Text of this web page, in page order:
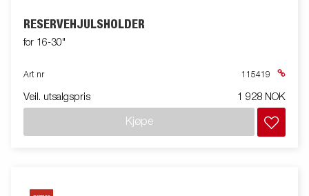
RESERVEHJULSHOLDER
for 16-30"
Art nr 115419
Veil. utsalgspris 1 928 NOK
Kjøpe